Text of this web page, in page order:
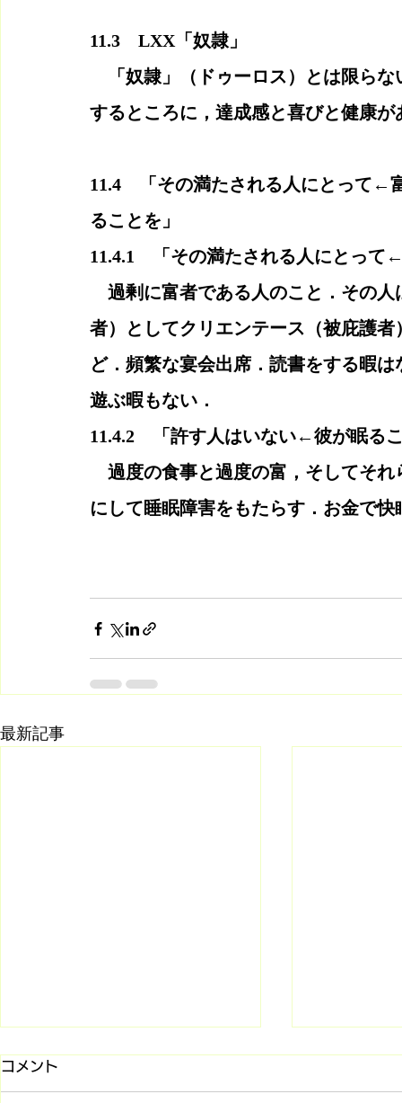
11.3　LXX「奴隷」
「奴隷」（ドゥーロス）とは限らな
するところに，達成感と喜びと健康が
11.4　「その満たされる人にとって
ることを」
11.4.1　「その満たされる人にとって
過剰に富者である人のこと．その人
者）としてクリエンテース（被庇護
ど．頻繁な宴会出席．読書をする暇
遊ぶ暇もない．
11.4.2　「許す人はいない←彼が眠る
過度の食事と過度の富，そしてそれ
にして睡眠障害をもたらす．お金で
最新記事
コメント